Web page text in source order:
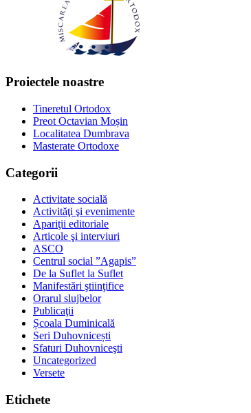
Proiectele noastre
Tineretul Ortodox
Preot Octavian Moșin
Localitatea Dumbrava
Masterate Ortodoxe
Categorii
Activitate socială
Activităţi şi evenimente
Apariţii editoriale
Articole şi interviuri
ASCO
Centrul social ”Agapis”
De la Suflet la Suflet
Manifestări ştiinţifice
Orarul slujbelor
Publicaţii
Școala Duminicală
Seri Duhovnicești
Sfaturi Duhovniceşti
Uncategorized
Versete
Etichete